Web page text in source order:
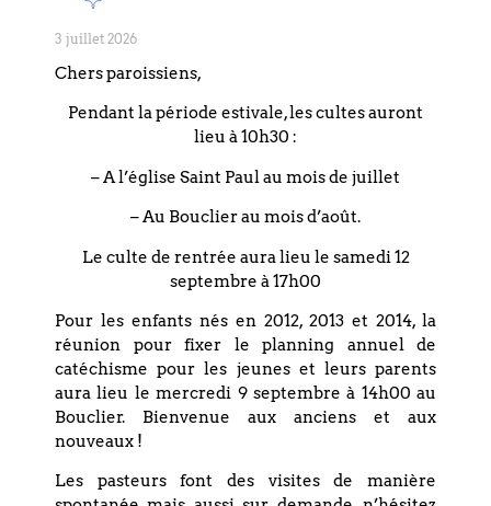
07
DIMANCHE
THÉO CAFÉ
Paroisse du Bouclier | 4 rue du
Bouclier - Strasbourg
MARS 2027
3 juillet 2026
Chers paroissiens,
Pendant la période estivale, les cultes auront
lieu à 10h30 :
– A l’église Saint Paul au mois de juillet
– Au Bouclier au mois d’août.
Le culte de rentrée aura lieu le samedi 12
septembre à 17h00
Pour les enfants nés en 2012, 2013 et 2014, la
réunion pour fixer le planning annuel de
catéchisme pour les jeunes et leurs parents
aura lieu le mercredi 9 septembre à 14h00 au
Bouclier. Bienvenue aux anciens et aux
nouveaux !
Les pasteurs font des visites de manière